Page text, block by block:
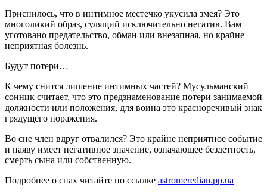
Приснилось, что в интимное местечко укусила змея? Это
многоликий образ, сулящий исключительно негатив. Вам
уготовано предательство, обман или внезапная, но крайне
неприятная болезнь.
Будут потери…
К чему снится лишение интимных частей? Мусульманский
сонник считает, что это предзнаменование потери занимаемой
должности или положения, для воина это красноречивый знак
грядущего поражения.
Во сне член вдруг отвалился? Это крайне неприятное событие
и наяву имеет негативное значение, означающее бездетность,
смерть сына или собственную.
Подробнее о снах читайте по ссылке astromeredian.pp.ua